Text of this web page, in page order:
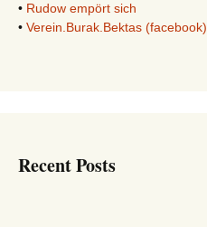
• Rudow empört sich
• Verein.Burak.Bektas (facebook)
Recent Posts